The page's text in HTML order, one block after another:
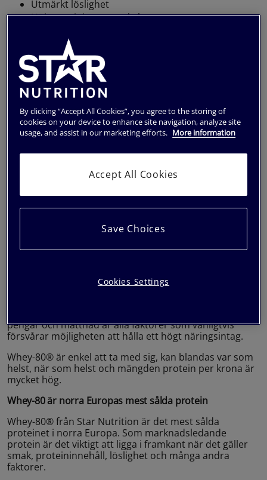
Utmärkt löslighet
Höj proteinintaget enkelt
Spara pengar genom att köpa
Whey 80 ger resultat av din träning 💪
För att du ska få ut maximal effekt av din träning så
behöver du äta bra och tillräckligt mycket. Att hålla ett
högt intag av protein är av extra stor vikt då det är
protein som bygger upp all muskelvävnad. Med Whey-
80® till hands så har du alltid bra protein tillgängligt.
hjälper även att bibehålla den, vilket gör det extra viktigt
med ett bra intag av protein under diet. Whey-80® ger
endast ca 140 kcal per servering vilket gör den till ett
bra val för dig som går på diet.
Whey 80 gör det lätt att äta rätt mängd protein
Majoriteten av det dagliga proteinintaget kommer från
Det kan det upplevas som svårt att få i sig den mängd
pengar och mättnad är alla faktorer som vanligtvis
försvårar möjligheten att hålla ett högt näringsintag.
Whey-80® är enkel att ta med sig, kan blandas var som
helst, när som helst och mängden protein per krona är
mycket hög.
Whey-80 är norra Europas mest sålda protein
Whey-80® från Star Nutrition är det mest sålda
proteinet i norra Europa. Som marknadsledande
protein är det viktigt att ligga i framkant när det gäller
smak, proteininnehåll, löslighet och många andra
faktorer.
By clicking “Accept All Cookies”, you agree to the storing of
cookies on your device to enhance site navigation, analyze site
usage, and assist in our marketing efforts. More information
Accept All Cookies
Save Choices
Cookies Settings